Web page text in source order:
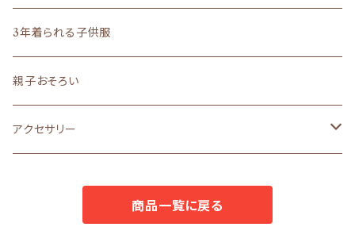
まえをけいこ。イラスト
ギフト
まえをけいこ。イラスト
オーダーメイド
うちの子シリーズ
ロングセラー
ラッピング
ラッピングボックス
ラッピングL
バッグ
アクセサリー
作家さんアクセサリー
作家さんバッグ
原優子さん
3年着られる子供服
親子おそろい
アクセサリー
商品一覧に戻る